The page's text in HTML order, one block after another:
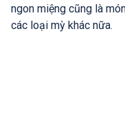
ngon miệng cũng là
các loại mỳ khác nữa.